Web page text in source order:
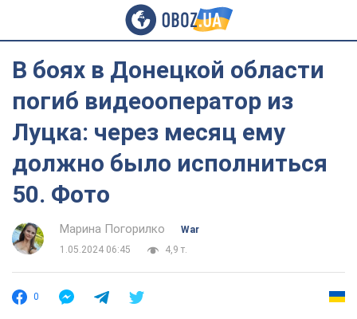
В боях в Донецкой области
погиб видеооператор из
Луцка: через месяц ему
должно было исполниться
50. Фото
Марина Погорилко
War
1.05.2024 06:45
4,9 т.
0